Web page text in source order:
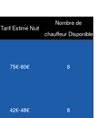
Tarif Estimé Nuit
Nombre de
chauffeur Disponible
75€-80€ 8
42€-48€ 8